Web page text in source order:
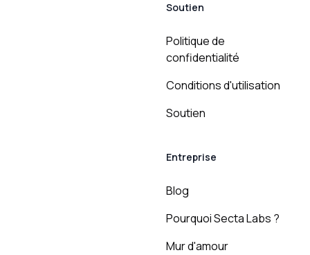
Soutien
Politique de
confidentialité
Conditions d'utilisation
Soutien
Entreprise
Blog
Pourquoi Secta Labs ?
Mur d'amour